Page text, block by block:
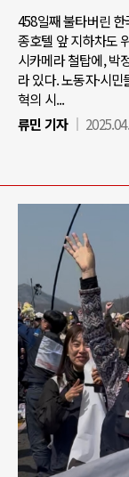
458일째 불타버린
종호텔 앞 지하차도
시카메라 철탑에, 박
라 있다. 노동자·시
혁의 시...
류민 기자